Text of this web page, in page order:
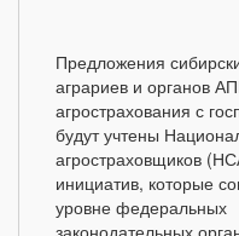
Предложения
аграриев и органов
агрострахования с
будут учтены
агростраховщиков
инициатив, которые
уровне федеральных